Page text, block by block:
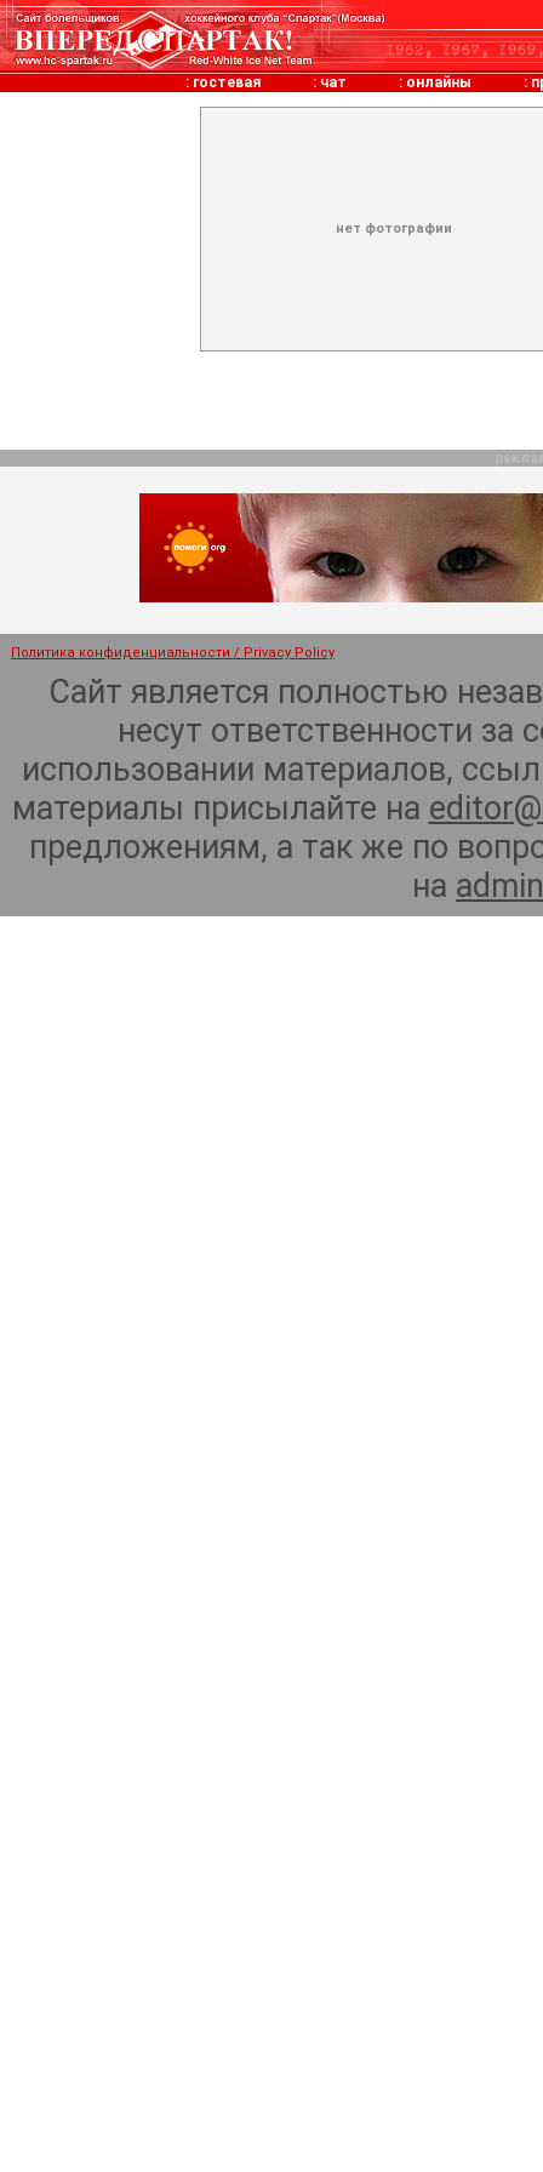
: гостевая : чат : онлайны :
нет фотографии
Политика конфиденциальности / Privacy Policy
Сайт является полностью
несут ответственности
использовании материалов,
материалы присылайте на
предложениям, а так же по
на